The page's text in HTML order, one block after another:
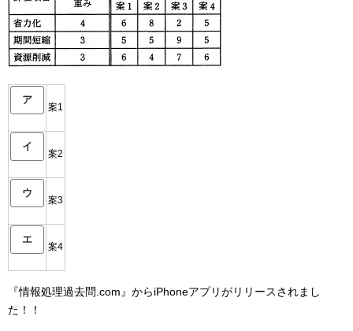
ア
案1
イ
案2
ウ
案3
エ
案4
『情報処理過去問.com』からiPhoneアプリがリリースされまし
た！！